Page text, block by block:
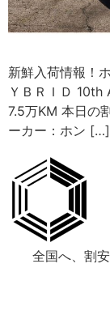
新鮮入荷情報！
ＹＢＲＩＤ
7.5万KM 本日の
ーカー：ホン […]
全国へ、割